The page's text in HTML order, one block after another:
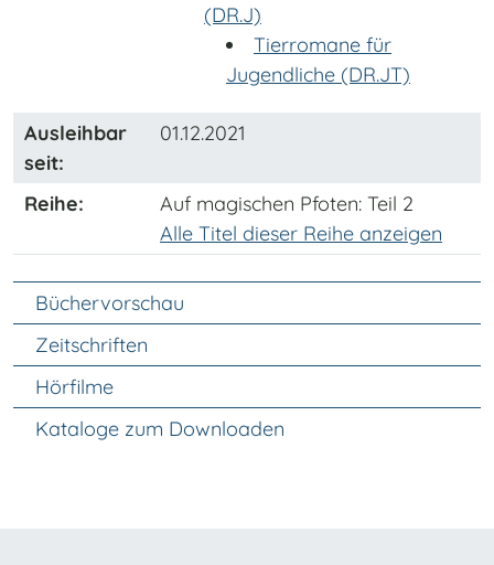
(DR.J)
Tierromane für
Jugendliche (DR.JT)
Ausleihbar
seit:
01.12.2021
Reihe: Auf magischen Pfoten: Teil 2
Alle Titel dieser Reihe anzeigen
Unter Navigation
Büchervorschau
Zeitschriften
Hörfilme
Kataloge zum Downloaden